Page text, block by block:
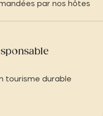
par nos hôtes
tourisme durable